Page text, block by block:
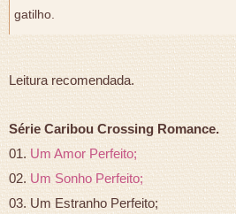
gatilho.
Leitura recomendada.
Série Caribou Crossing Romance.
01.Um Amor Perfeito;
02.Um Sonho Perfeito;
03. Um Estranho Perfeito;